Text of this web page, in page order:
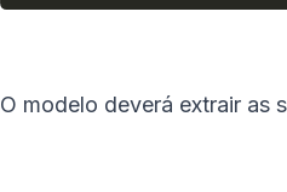
O modelo deverá extrair as